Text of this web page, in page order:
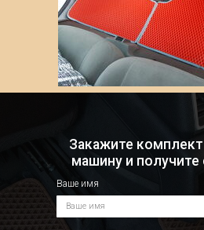
Закажите
машину и получите
Ваше имя